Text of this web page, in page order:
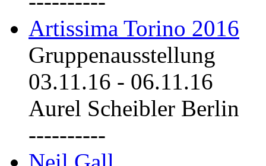
Artissima Torino 2016
Gruppenausstellung
03.11.16 - 06.11.16
Aurel Scheibler Berlin
----------